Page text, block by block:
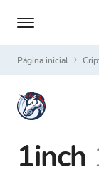
Página inicial
1inch